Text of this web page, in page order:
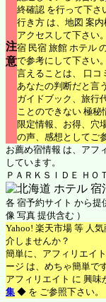
注
意
終確認 を行って下さ
行き方 は、地図 案
アクセスして下さい。
宿 民宿 旅館 ホテル
で参考にして下さい。
言えることは、 口コ
あなたの判断だと言
ガイドブック、旅行
ことのできない 極秘
限定情報、お得、穴
の声、感想としてご
お薦め宿情報 は、アフ
しています。
ＰＡＲＫＳＩＤＥ ＨＯ
各 宿予約サイト から提
像 写真 提供含む ）
Yahoo! 楽天市場 等 人
介しませんか？
簡単に、アフィリエイ
ージ は、めちゃ簡単で
アフィリエイト に 興
集 ◆ を ご参照下さい。